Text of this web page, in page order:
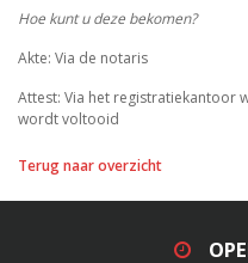
Hoe kunt u deze bekomen?
Akte: Via de notaris
Attest: Via het registratiekantoor
wordt voltooid
Terug naar overzicht